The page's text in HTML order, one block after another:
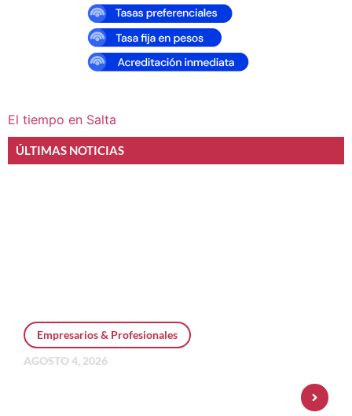
El tiempo en Salta
ÚLTIMAS NOTICIAS
Empresarios & Profesionales
AGOSTO 4, 2026